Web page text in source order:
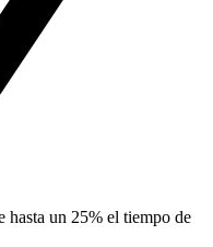
hasta un 25% el tiempo de